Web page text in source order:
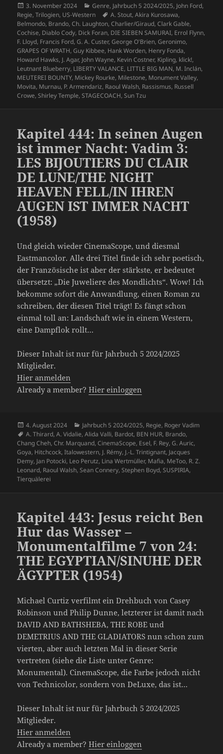
Veröffentlicht
am
3. November 2024 Kategorien
Genre, Jahrbuch 5 2024/2025, John Ford,
Regie,Trilogien, US-Western Schlagwörter
A. Stout,Akira Kurosawa,
Belmondo, Brando,Ch. Laughton,Charlier/Giraud,Clark Gable,
Cochise, Diablo Cody, Dick Foran, DIE SIEBEN SAMURAI, Errol Flynn,
F. Lloyd, Francis Ford,G. A. Custer,George O'Brien,Geronimo,
GRAPES OF WRATH,Guy Kibbee, Hank Worden, Henry Fonda,
Howard Hawks, J. Agar, John Wayne, Kevin Costner, Kipling, klick!,
Leutnant Blueberry, LIBERTY VALANCE, LITTLE BIG MAN, M. Inclán,
MEUTEREI BOUNTY, Mickey Rourke, Milestone, Monument Valley,
Movita, Murnau, P. Armendariz, Raoul Walsh, Rassismus, Russell
Crowe,Shirley Temple,STAGECOACH,Sun Tzu
Kapitel 444: In seinen Augen
ist immer Nacht: Vadim 3:
LES BIJOUTIERS DU CLAIR
DE LUNE/THE NIGHT
HEAVEN FELL/IN IHREN
AUGEN IST IMMER NACHT
(1958)
Und gleich wieder CinemaScope, und diesmal
Eastmancolor. Alle drei Titel finde ich sehr poetisch,
der Französische ist aber der stärkste, er bedeutet
übersetzt: „Die Juweliere des Mondlichts“. Wow! Ich
bekomme sofort die Anwandlung, einen Roman zu
schreiben, der diesen Titel trägt! Es fängt schon
einmal toll an: Landschaft wie in einem Western,
eine Dampflok rollt…
Dieser Inhalt ist nur für Jahrbuch 5 2024/2025
Mitglieder.
Hier anmelden
Already a member?Hier einloggen
Veröffentlicht
am
4. August 2024 Kategorien
Jahrbuch 5 2024/2025, Regie, Roger Vadim
Schlagwörter
A. Thirard,A. Vidalie,Alida Valli, Bardot, BEN HUR, Brando,
Chang Cheh,Chr. Marquand,CinemaScope, Esel, F. Rey,G. Auric,
Goya, Hitchcock,Italowestern, J. Rémy, J.-L. Trintignant, Jacques
Demy, Jan Potocki, Leo Perutz, Lina Wertmüller, Mafia, MeToo, R. Z.
Leonard, Raoul Walsh,Sean Connery,Stephen Boyd,SUSPIRIA,
Tierquälerei
Kapitel 443: Jesus reicht Ben
Hur das Wasser –
Monumentalfilme 7 von 24:
THE EGYPTIAN/SINUHE DER
ÄGYPTER (1954)
Michael Curtiz verfilmt ein Drehbuch von Casey
Robinson und Philip Dunne, letzterer ist damit nach
DAVID AND BATHSHEBA, THE ROBE und
DEMETRIUS AND THE GLADIATORS nun schon zum
vierten, aber auch letzten Mal in dieser Serie
vertreten (siehe die Liste unter Genre:
Monumental). CinemaScope, die Farbe jedoch nicht
von Technicolor, sondern von DeLuxe, das ist…
Dieser Inhalt ist nur für Jahrbuch 5 2024/2025
Mitglieder.
Hier anmelden
Already a member?Hier einloggen